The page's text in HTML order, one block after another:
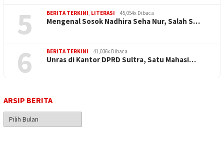
5 BERITA TERKINI, LITERASI 45,054x Dibaca
Mengenal Sosok Nadhira Seha Nur, Salah S…
6 BERITA TERKINI 41,036x Dibaca
Unras di Kantor DPRD Sultra, Satu Mahasi…
ARSIP BERITA
Arsip
Berita